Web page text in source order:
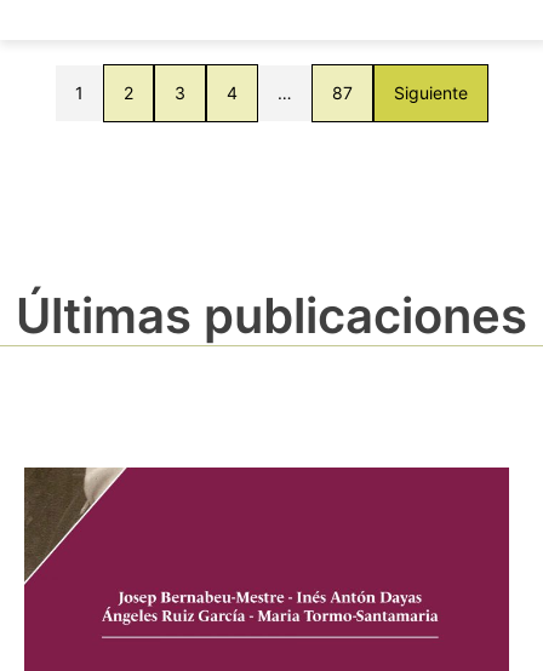
1 2 3 4 … 87 Siguiente
Últimas publicaciones